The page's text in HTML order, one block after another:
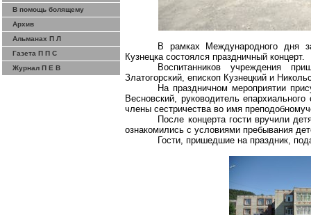
В помощь болящему
Архив
Альманах П Л
Газета П П С
Журнал П Е В
В рамках Международного дня
Кузнецка состоялся праздничный концерт.
Воспитанников учреждения
Златогорский, епископ Кузнецкий и
На праздничном мероприятии
Весновский, руководитель
члены сестричества во имя
После концерта гости вручили
ознакомились с условиями пребывания
Гости, пришедшие на праздник,